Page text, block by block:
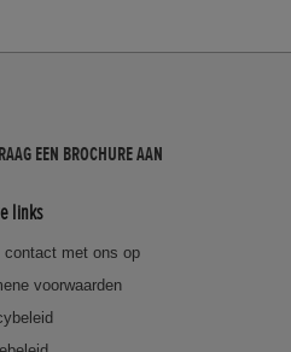
EEN BROCHURE AAN
links
contact met ons op
voorwaarden